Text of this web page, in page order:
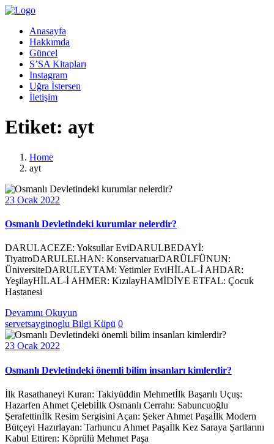
Anasayfa
Hakkımda
Güncel
S’SA Kitapları
Instagram
Uğra İstersen
İletişim
Etiket: ayt
Home
ayt
23 Ocak 2022
Osmanlı Devletindeki kurumlar nelerdir?
DARULACEZE: Yoksullar EviDARULBEDAYİ:
TiyatroDARULELHAN: KonservatuarDARÜLFÜNUN:
ÜniversiteDARULEYTAM: Yetimler EviHİLAL-İ AHDAR:
YeşilayHİLAL-İ AHMER: KızılayHAMİDİYE ETFAL: Çocuk
Hastanesi
Devamını Okuyun
servetsayginoglu Bilgi Küpü 0
23 Ocak 2022
Osmanlı Devletindeki önemli bilim insanları kimlerdir?
İlk Rasathaneyi Kuran: Takiyüddin Mehmetİlk Başarılı Uçuş:
Hazarfen Ahmet Çelebiİlk Osmanlı Cerrahı: Sabuncuoğlu
Şerafettinİlk Resim Sergisini Açan: Şeker Ahmet Paşaİlk Modern
Bütçeyi Hazırlayan: Tarhuncu Ahmet Paşaİlk Kez Saraya Şartlarını
Kabul Ettiren: Köprülü Mehmet Paşa